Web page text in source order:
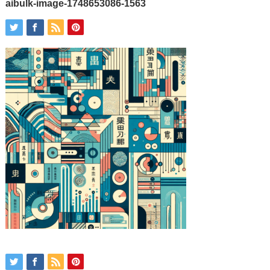
aibulk-image-1748653086-1563